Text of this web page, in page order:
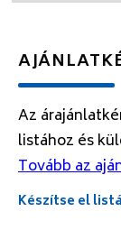
Az
listához és
Tovább az
Készítse el